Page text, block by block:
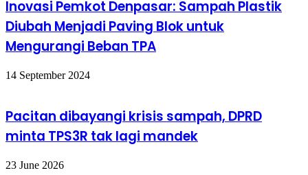
Inovasi Pemkot Denpasar: Sampah Plastik
Diubah Menjadi Paving Blok untuk
Mengurangi Beban TPA
14 September 2024
Pacitan dibayangi krisis sampah, DPRD
minta TPS3R tak lagi mandek
23 June 2026